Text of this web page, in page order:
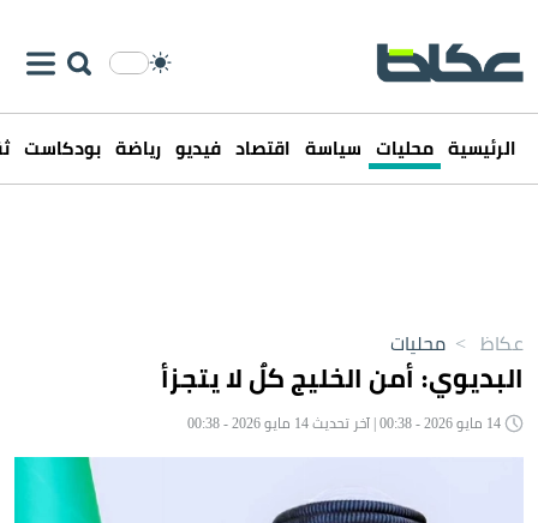
الرئيسية محليات سياسة اقتصاد فيديو رياضة بودكاست
عكاظ > محليات
البديوي: أمن الخليج كلٌ لا يتجزأ